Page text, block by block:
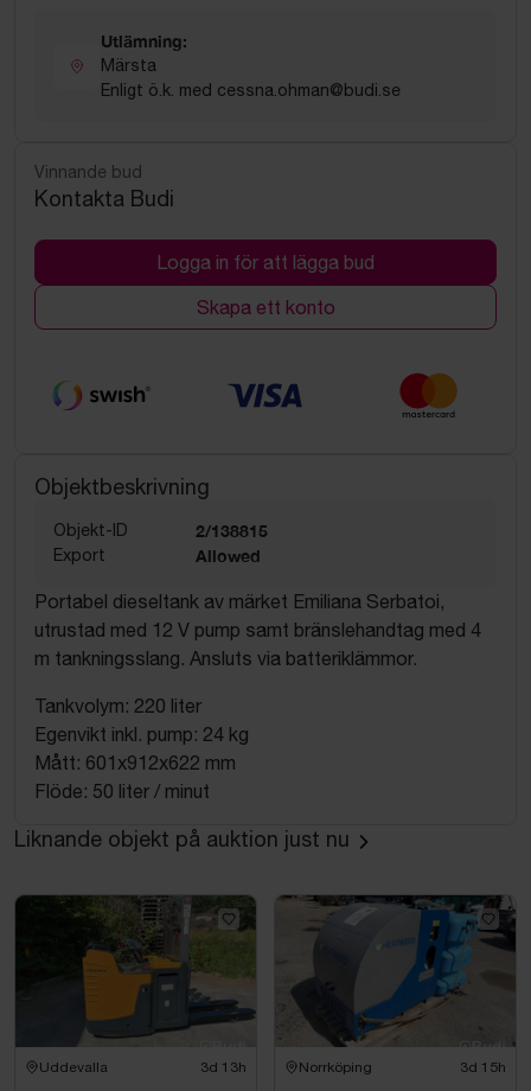
Utlämning:
Märsta
Enligt ö.k. med cessna.ohman@budi.se
Vinnande bud
Kontakta Budi
Logga in för att lägga bud
Skapa ett konto
Objektbeskrivning
Objekt-ID 2/138815
Export Allowed
Portabel dieseltank av märket Emiliana Serbatoi,
utrustad med 12 V pump samt bränslehandtag med 4
m tankningsslang. Ansluts via batteriklämmor.
Tankvolym: 220 liter
Egenvikt inkl. pump: 24 kg
Mått: 601x912x622 mm
Flöde: 50 liter / minut
Liknande objekt på auktion just nu
Uddevalla 3d 13h Norrköping 3d 15h